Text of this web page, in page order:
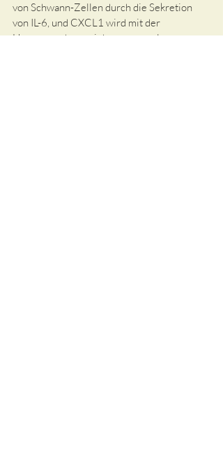
von Schwann-Zellen durch die Sekretion
von IL-6, und CXCL1 wird mit der
Hemmung des peripheren axonalen